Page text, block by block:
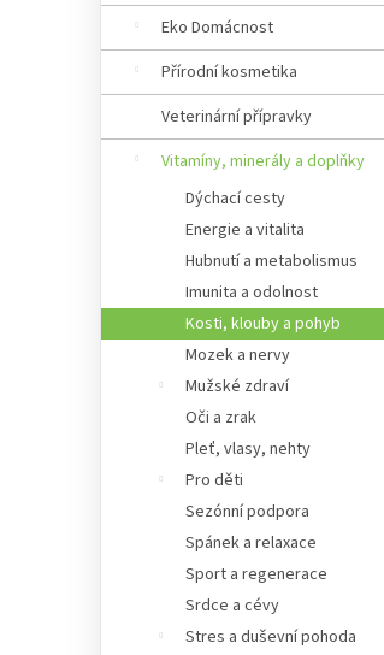
Eko Domácnost
Přírodní kosmetika
Veterinární přípravky
Vitamíny, minerály a doplňky
Dýchací cesty
Energie a vitalita
Hubnutí a metabolismus
Imunita a odolnost
Kosti, klouby a pohyb
Mozek a nervy
Mužské zdraví
Oči a zrak
Pleť, vlasy, nehty
Pro děti
Sezónní podpora
Spánek a relaxace
Sport a regenerace
Srdce a cévy
Stres a duševní pohoda